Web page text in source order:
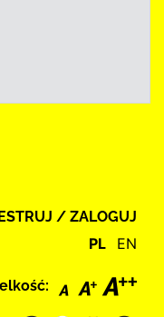
/ ZALOGUJ
PL EN